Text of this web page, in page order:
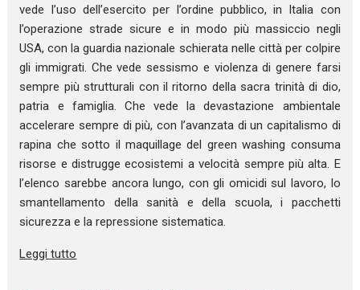
vede l’uso dell’esercito per l’ordine pubblico, in Italia con
l’operazione strade sicure e in modo più massiccio negli
USA, con la guardia nazionale schierata nelle città per colpire
gli immigrati. Che vede sessismo e violenza di genere farsi
sempre più strutturali con il ritorno della sacra trinità di dio,
patria e famiglia. Che vede la devastazione ambientale
accelerare sempre di più, con l’avanzata di un capitalismo di
rapina che sotto il maquillage del green washing consuma
risorse e distrugge ecosistemi a velocità sempre più alta. E
l’elenco sarebbe ancora lungo, con gli omicidi sul lavoro, lo
smantellamento della sanità e della scuola, i pacchetti
sicurezza e la repressione sistematica.
Leggi tutto